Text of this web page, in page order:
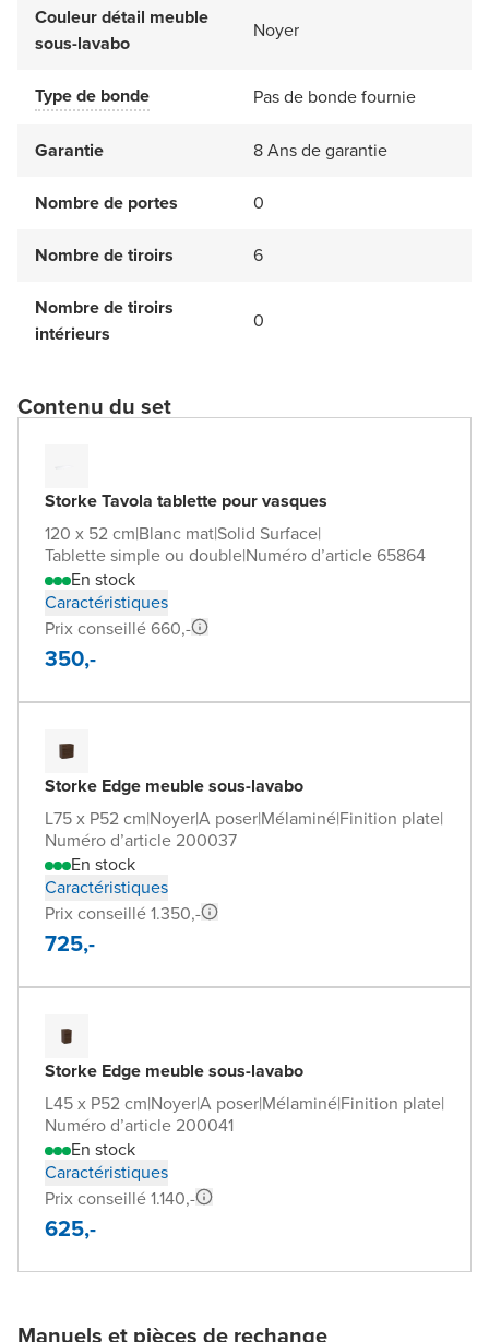
Couleur détail meuble
sous-lavabo
Noyer
Type de bonde Pas de bonde fournie
Garantie 8 Ans de garantie
Nombre de portes 0
Nombre de tiroirs 6
Nombre de tiroirs
intérieurs
0
Contenu du set
Storke Tavola tablette pour vasques
120 x 52 cm|Blanc mat|Solid Surface|
Tablette simple ou double|Numéro d’article 65864
En stock
Caractéristiques
Prix conseillé 660,-
350,-
Storke Edge meuble sous-lavabo
L75 x P52 cm|Noyer|A poser|Mélaminé|Finition plate|
Numéro d’article 200037
En stock
Caractéristiques
Prix conseillé 1.350,-
725,-
Storke Edge meuble sous-lavabo
L45 x P52 cm|Noyer|A poser|Mélaminé|Finition plate|
Numéro d’article 200041
En stock
Caractéristiques
Prix conseillé 1.140,-
625,-
Manuels et pièces de rechange